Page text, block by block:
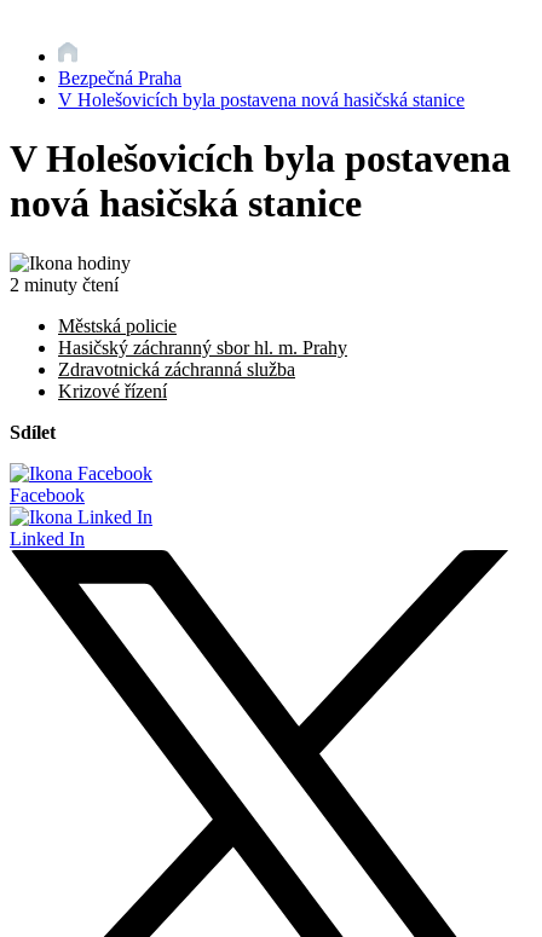
Bezpečná Praha
V Holešovicích byla postavena nová hasičská stanice
V Holešovicích byla postavena
nová hasičská stanice
2 minuty čtení
Městská policie
Hasičský záchranný sbor hl. m. Prahy
Zdravotnická záchranná služba
Krizové řízení
Sdílet
Facebook
Linked In